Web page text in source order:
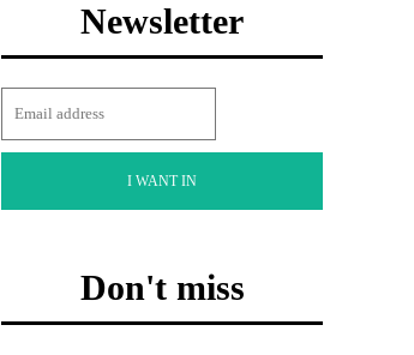
Newsletter
I WANT IN
Don't miss